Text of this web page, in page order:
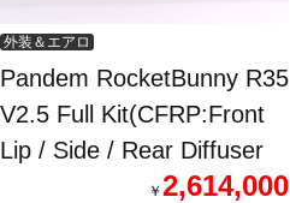
外装＆エアロ
Pandem RocketBunny R35
V2.5 Full Kit(CFRP:Front
Lip / Side / Rear Diffuser
￥ 2,614,000